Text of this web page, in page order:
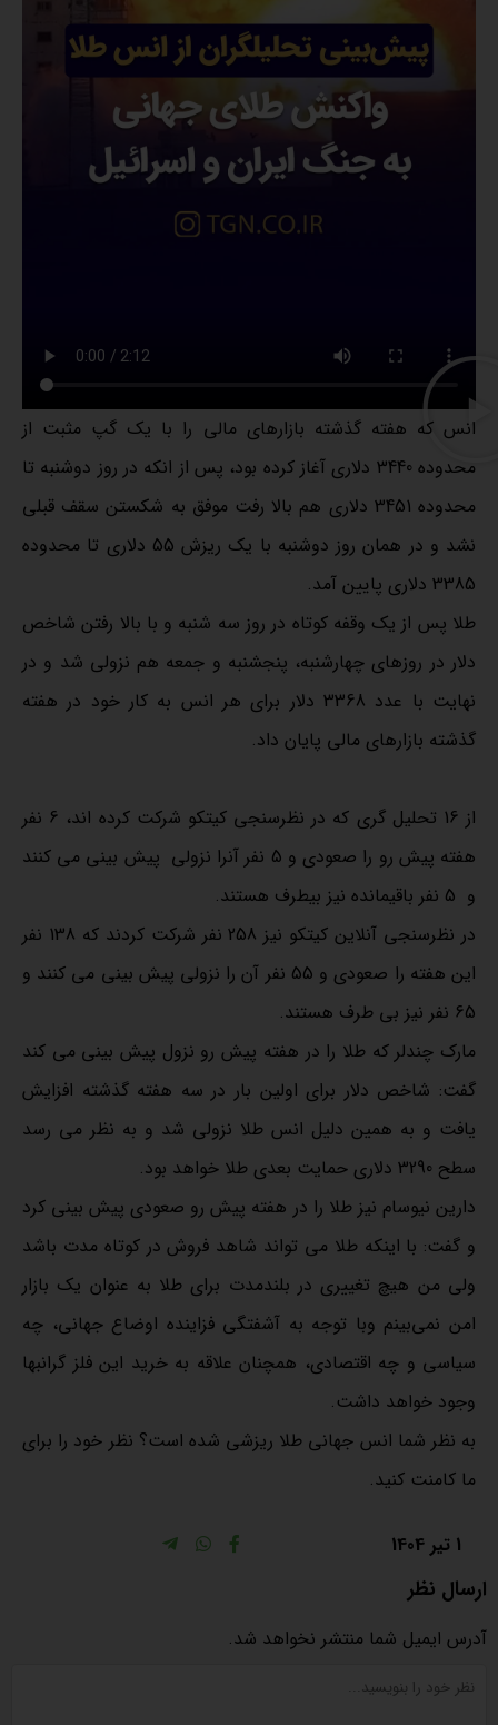
انس که هفته گذشته بازارهای مالی را با یک گپ مثبت از
محدوده 3440 دلاری آغاز کرده بود، پس از انکه در روز دوشنبه تا
محدوده 3451 دلاری هم بالا رفت موفق به شکستن سقف قبلی
نشد و در همان روز دوشنبه با یک ریزش 55 دلاری تا محدوده
3385 دلاری پایین آمد.
طلا پس از یک وقفه کوتاه در روز سه شنبه و با بالا رفتن شاخص
دلار در روزهای چهارشنبه، پنجشنبه و جمعه هم نزولی شد و در
نهایت با عدد 3368 دلار برای هر انس به کار خود در هفته
گذشته بازارهای مالی پایان داد.
از 16 تحلیل گری که در نظرسنجی کیتکو شرکت کرده اند، 6 نفر
هفته پیش رو را صعودی و 5 نفر آنرا نزولی پیش بینی می کنند
و 5 نفر باقیمانده نیز بیطرف هستند.
در نظرسنجی آنلاین کیتکو نیز 258 نفر شرکت کردند که 138 نفر
این هفته را صعودی و 55 نفر آن را نزولی پیش بینی می کنند و
65 نفر نیز بی طرف هستند.
مارک چندلر که طلا را در هفته پیش رو نزول پیش بینی می کند
گفت: شاخص دلار برای اولین بار در سه هفته گذشته افزایش
یافت و به همین دلیل انس طلا نزولی شد و به نظر می رسد
سطح 3290 دلاری حمایت بعدی طلا خواهد بود.
دارین نیوسام نیز طلا را در هفته پیش رو صعودی پیش بینی کرد
و گفت: با اینکه طلا می تواند شاهد فروش در کوتاه مدت باشد
ولی من هیچ تغییری در بلندمدت برای طلا به عنوان یک بازار
امن نمی‌بینم وبا توجه به آشفتگی فزاینده اوضاع جهانی، چه
سیاسی و چه اقتصادی، همچنان علاقه به خرید این فلز گرانبها
وجود خواهد داشت.
به نظر شما انس جهانی طلا ریزشی شده است؟ نظر خود را برای
ما کامنت کنید.
1 تیر 1404
ارسال نظر
آدرس ایمیل شما منتشر نخواهد شد.